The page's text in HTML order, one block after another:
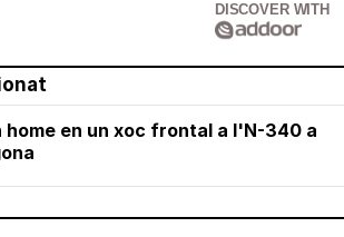
DISCOVER WITH
home en un xoc frontal a l'N-340 a